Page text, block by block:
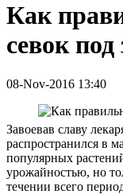
Как
севок
08-Nov-2016 13:40
Завоевав славу
распространился в
популярных
урожайностью, но
течении всего